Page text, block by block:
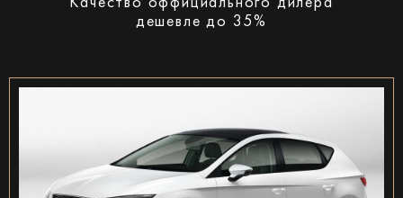
Качество оффициального дилера
дешевле до 35%